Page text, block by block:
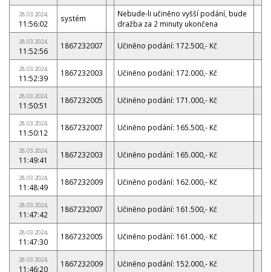
28.03.2024,
11:56:02
systém
Nebude-li učiněno vyšší podání, bude
dražba za 2 minuty ukončena
28.03.2024,
11:52:56
1867232007 Učiněno podání: 172.500,- Kč
28.03.2024,
11:52:39
1867232003 Učiněno podání: 172.000,- Kč
28.03.2024,
11:50:51
1867232005 Učiněno podání: 171.000,- Kč
28.03.2024,
11:50:12
1867232007 Učiněno podání: 165.500,- Kč
28.03.2024,
11:49:41
1867232003 Učiněno podání: 165.000,- Kč
28.03.2024,
11:48:49
1867232009 Učiněno podání: 162.000,- Kč
28.03.2024,
11:47:42
1867232007 Učiněno podání: 161.500,- Kč
28.03.2024,
11:47:30
1867232005 Učiněno podání: 161.000,- Kč
28.03.2024,
11:46:20
1867232009 Učiněno podání: 152.000,- Kč